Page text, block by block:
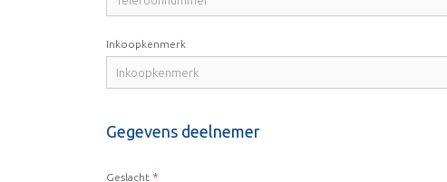
Inkoopkenmerk
Gegevens deelnemer
Geslacht *